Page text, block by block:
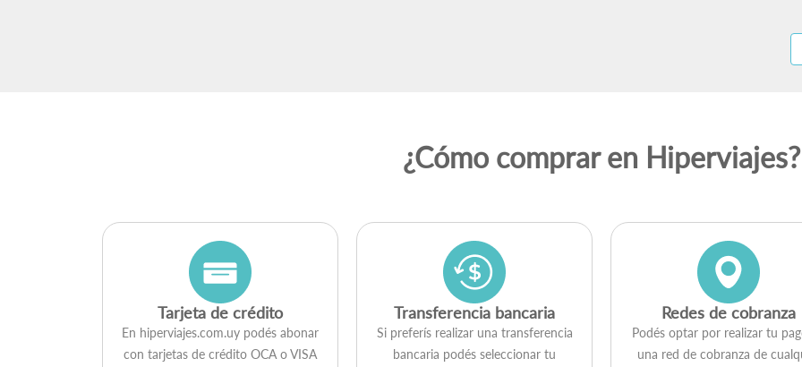
¿Cómo comprar en Hiperviajes?
Tarjeta de crédito
En hiperviajes.com.uy podés abonar
con tarjetas de crédito OCA o VISA
Transferencia bancaria
Si preferís realizar una transferencia
bancaria podés seleccionar tu
Redes de cobranza
Podés optar por realizar tu
una red de cobranza de